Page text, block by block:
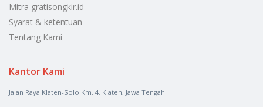
Mitra gratisongkir.id
Syarat & ketentuan
Tentang Kami
Kantor Kami
Jalan Raya Klaten-Solo Km. 4, Klaten, Jawa Tengah.